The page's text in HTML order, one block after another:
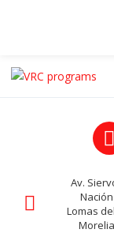
Skip to navigation
Skip to content
La seguridad de su
Av.
Lomas